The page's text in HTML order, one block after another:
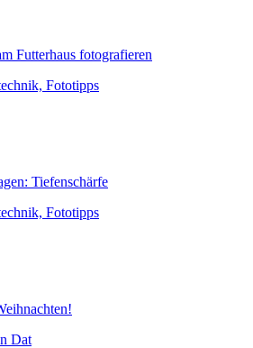
Futterhaus fotografieren
Fototipps
Tiefenschärfe
Fototipps
Dat